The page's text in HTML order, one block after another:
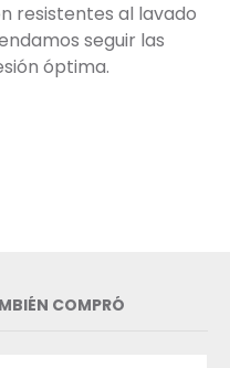
resistentes al lavado
seguir las
óptima.
COMPRÓ